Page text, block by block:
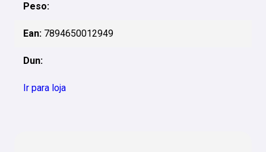
Peso:
Ean: 7894650012949
Dun:
Ir para loja